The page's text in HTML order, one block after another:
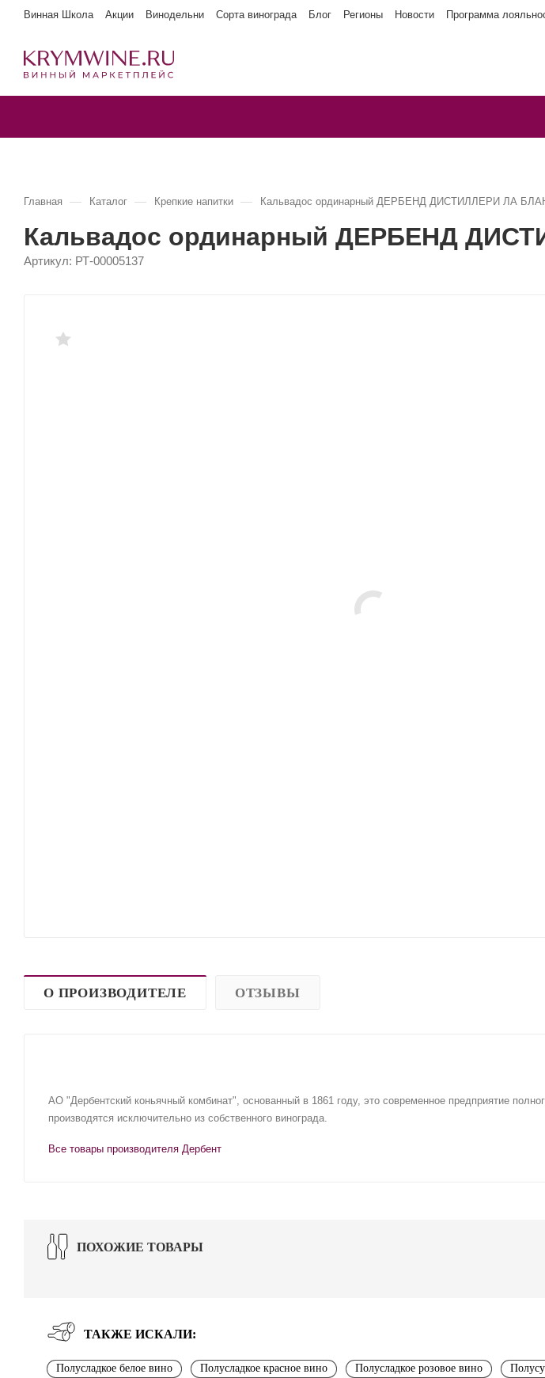
Винная Школа Акции Винодельни Сорта винограда Блог Регионы Новости Программа
Главная — Каталог — Крепкие напитки — Кальвадос ординарный ДЕРБЕНД ДИСТИЛЛЕРИ ЛА
Кальвадос ординарный ДЕРБЕНД
Артикул: РТ-00005137
О ПРОИЗВОДИТЕЛЕ ОТЗЫВЫ
АО "Дербентский коньячный комбинат", основанный в 1861 году, это современное предприятие
производятся исключительно из собственного винограда.
Все товары производителя Дербент
ПОХОЖИЕ ТОВАРЫ
ТАКЖЕ ИСКАЛИ:
Полусладкое белое вино Полусладкое красное вино Полусладкое розовое вино